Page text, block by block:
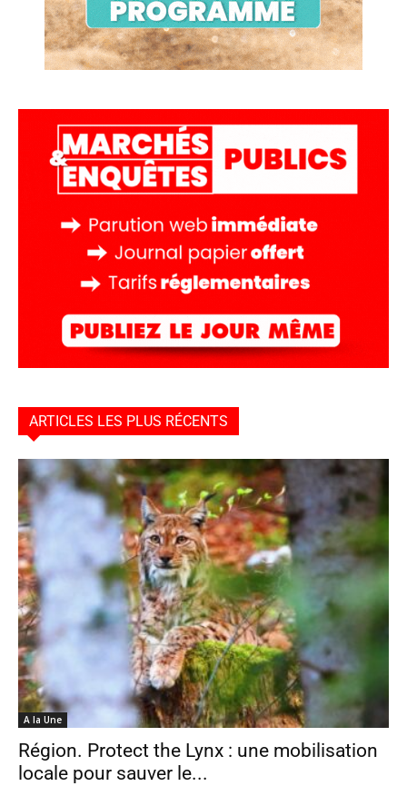
ARTICLES LES PLUS RÉCENTS
A la Une
Région. Protect the Lynx : une mobilisation
locale pour sauver le...